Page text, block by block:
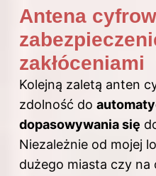
Antena
zakłóceniami
Kolejną zaletą anten
zdolność do
dopasowywania się
Niezależnie od mojej
dużego miasta czy